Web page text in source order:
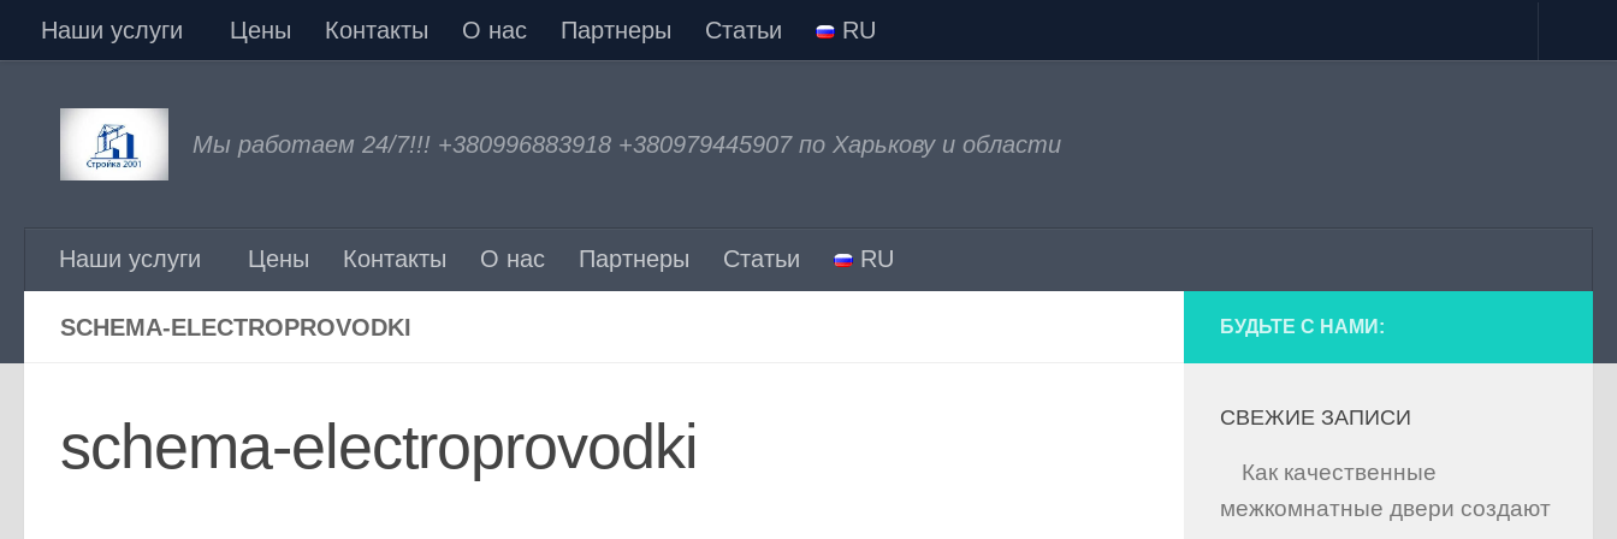
Перейти к содержимому
Наши услуги Цены Контакты О нас Партнеры Статьи RU
Мы работаем 24/7!!! +380996883918 +380979445907 по Харькову и области
Наши услуги Цены Контакты О нас Партнеры Статьи RU
SCHEMA-ELECTROPROVODKI
schema-electroprovodki
БУДЬТЕ С НАМИ:
СВЕЖИЕ ЗАПИСИ
Как качественные
межкомнатные двери создают